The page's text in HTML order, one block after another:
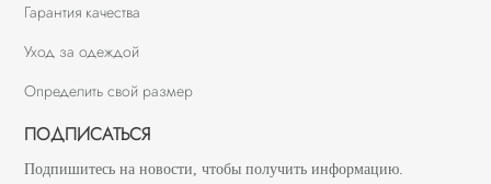
Гарантия качества
Уход за одеждой
Определить свой размер
ПОДПИСАТЬСЯ
Подпишитесь на новости, чтобы получить информацию.